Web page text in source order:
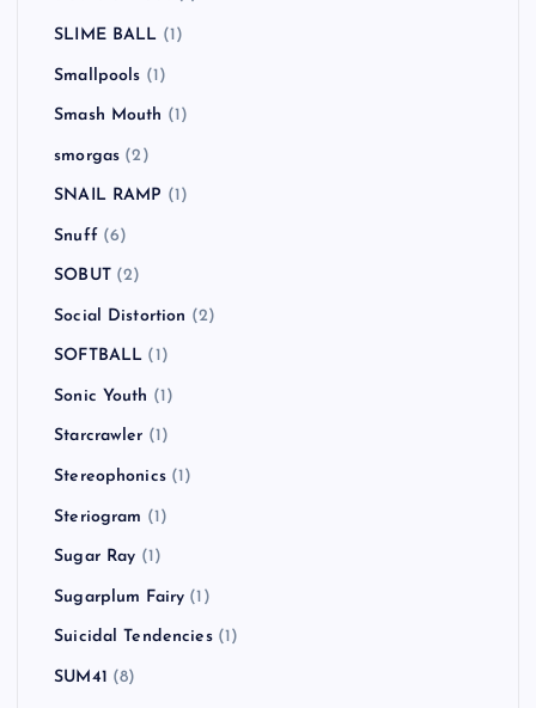
SLIME BALL (1)
Smallpools (1)
Smash Mouth (1)
smorgas (2)
SNAIL RAMP (1)
Snuff (6)
SOBUT(2)
Social Distortion (2)
SOFTBALL (1)
Sonic Youth (1)
Starcrawler (1)
Stereophonics(1)
Steriogram (1)
Sugar Ray (1)
Sugarplum Fairy (1)
Suicidal Tendencies(1)
SUM41 (8)